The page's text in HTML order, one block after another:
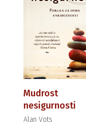
Mudrost
nesigurnosti
Alan Vots